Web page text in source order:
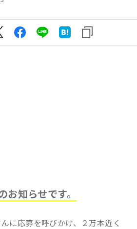
お知らせです。
に応募を呼びかけ、２万本近く